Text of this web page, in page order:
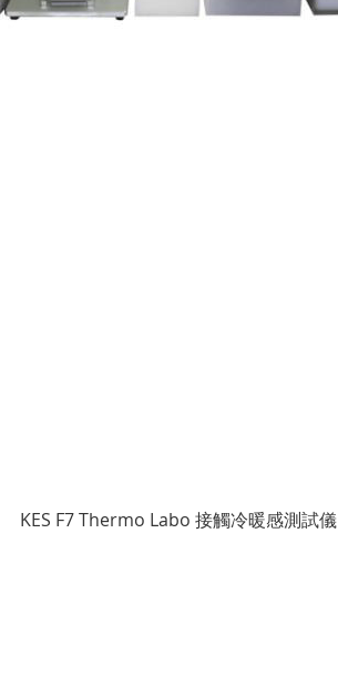
KES F7 Thermo Labo 接觸冷暖感測試儀